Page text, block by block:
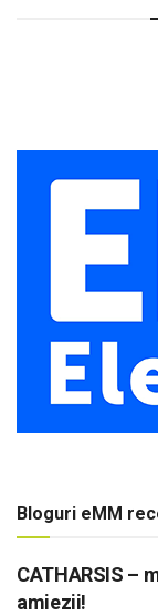
Bloguri eMM
CATHARSIS –
amiezii!